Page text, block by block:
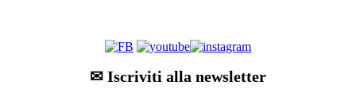
✉ Iscriviti alla newsletter